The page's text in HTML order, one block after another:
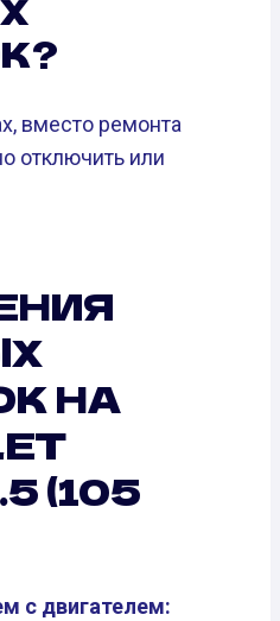
вместо ремонта
отключить или
НА
(105
с двигателем: